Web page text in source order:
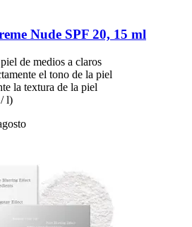
Nude SPF 20, 15 ml
de medios a claros
el tono de la piel
la textura de la piel
l)